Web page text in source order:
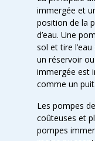
immergée et
position de la
d’eau. Une
sol et tire
un réservoir
immergée est
comme un
Les pompes
coûteuses et
pompes